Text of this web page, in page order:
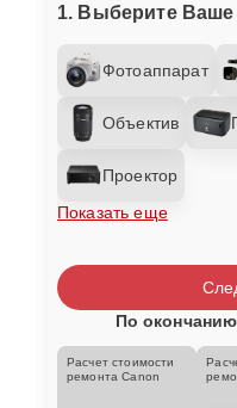
1. Выберите Ваше
Фотоаппарат
Объектив
Проектор
Показать еще
По
Расчет стоимости
ремонта Canon